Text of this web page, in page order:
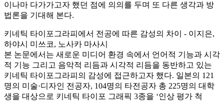
이나마 다가가고자 했던 점에 의의를 두며 또 다른 생각과 방
법론을 기대해 본다.
키네틱 타이포그라피에서 전공에 따른 감성의 차이 - 이지은,
하야시 미쓰코, 노사카 마사시
본 논문에서는 새로운 미디어 환경 속에서 언어적 기능과 시각
적 기능 그리고 음악적 리듬과 시각적 리듬을 동반하고 있는
키네틱 타이포그라피의 감성에 접근하고자 했다. 일본의 121
명의 미술·디자인 전공자, 104명의 타전공자 총 225명의 대학
생을 대상으로 키네틱 타이포 그래픽 3종을 ‘인상 평가 척